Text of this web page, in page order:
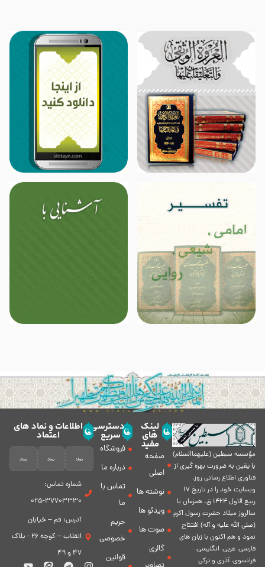
مؤسسه سبطين (عليهماالسلام)
با يقين به ضرورت بهره گیرى از
فناورى اطلاع رسانى روز،
وبسایت خود را در تاريخ 17
ربيع الاول 1424 ق. همزمان با
سالروز ميلاد حضرت رسول اكرم
(صلی الله علیه و آله) افتتاح
نمود و هم اكنون با زبان های
فارسی، عربى، انگلیسی،
فرانسوی، آذری و ترکی
لینک
های
مفید
صفحه
اصلی
نوشته ها
ویدئو ها
صوت ها
گالری
دسترسی
سریع
فروشگاه
درباره ما
تماس با
ما
حریم
خصوصی
قوانین
اطلاعات و نماد های
اعتماد
شماره تماس:
37703330-025
آدرس: قم – خیابان
انقلاب – کوچه 26 - پلاک
47 و 49